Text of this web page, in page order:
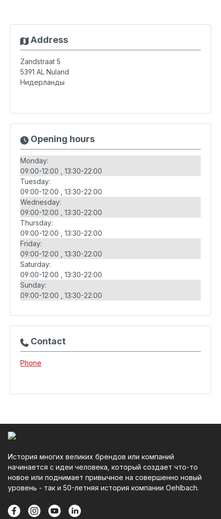
Address
Zandstraat 5
5391 AL Nuland
Нидерланды
Opening hours
Monday:
09:00-12:00
13:30-22:00
Tuesday:
09:00-12:00
13:30-22:00
Wednesday:
09:00-12:00
13:30-22:00
Thursday:
09:00-12:00
13:30-22:00
Friday:
09:00-12:00
13:30-22:00
Saturday:
09:00-12:00
13:30-22:00
Sunday:
09:00-12:00
13:30-22:00
Contact
Phone
История многих великих брендов или компаний
начинается с идеи человека, который создает что-то
новое или поднимает привычное на совершенно новый
уровень - так и 50-летняя история компании Oehlbach.